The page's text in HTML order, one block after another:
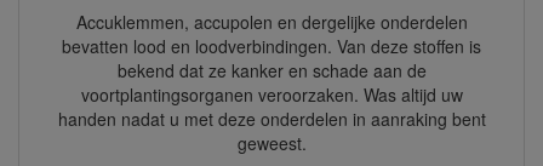
Accuklemmen, accupolen en dergelijke onderdelen
bevatten lood en loodverbindingen. Van deze stoffen is
bekend dat ze kanker en schade aan de
voortplantingsorganen veroorzaken. Was altijd uw
handen nadat u met deze onderdelen in aanraking bent
geweest.